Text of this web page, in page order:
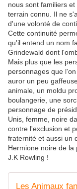
nous sont familiers
terrain connu. Il ne
d'une volonté de
Cette continuité
qu'il entend un nom
Grindewald dont
Mais plus que les
personnages que
auror un peu
animale, un moldu
boulangerie, une
personnage de
Unis, femme, noire
contre l'exclusion et
fraternité et aussi un
Hermione noire de la
J.K Rowling !
Les Animaux